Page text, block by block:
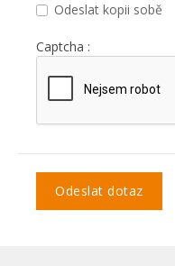
Odeslat kopii sobě
Captcha :
Odeslat dotaz